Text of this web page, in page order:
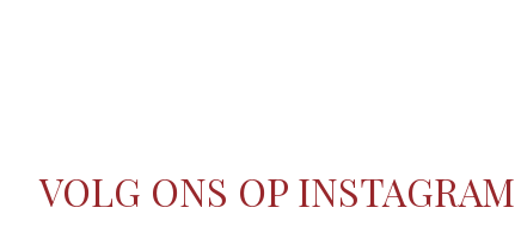
VOLG ONS OP INSTAGRAM